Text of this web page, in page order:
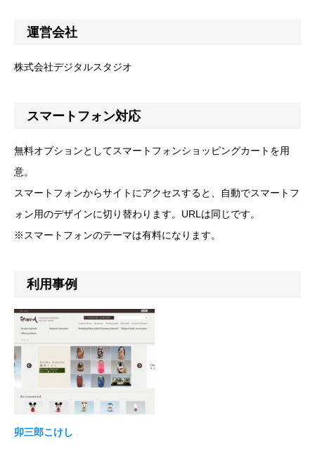
運営会社
株式会社デジタルスタジオ
スマートフォン対応
無料オプションとしてスマートフォンショッピングカートを用
意。
スマートフォンからサイトにアクセスすると、自動でスマートフ
ォン用のデザインに切り替わります。URLは同じです。
※スマートフォンのテーマは有料になります。
利用事例
卯三郎こけし